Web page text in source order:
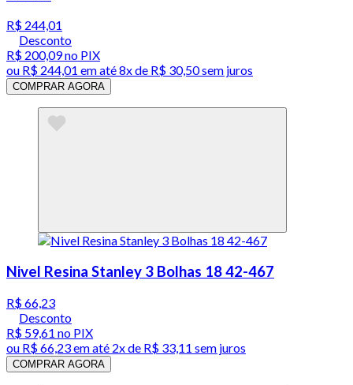
R$ 244,01
Desconto
R$ 200,09no PIX
ou R$ 244,01 em até8x de R$ 30,50 sem juros
COMPRAR AGORA
Nivel Resina Stanley 3 Bolhas 18 42-467
R$ 66,23
Desconto
R$ 59,61 no PIX
ou R$ 66,23em até 2x de R$ 33,11 sem juros
COMPRAR AGORA